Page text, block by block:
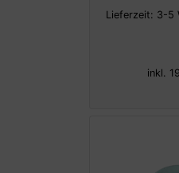
Lieferzeit: 3-5
inkl.